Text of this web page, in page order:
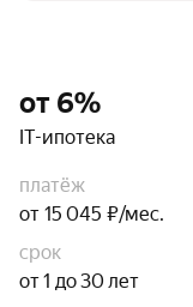
от 6%
IT-ипотека
платёж
от 15 045 ₽/мес.
срок
от 1 до 30 лет